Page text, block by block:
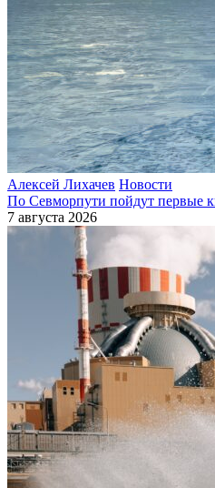
Алексей Лихачев Новости
По Севморпути пойдут первые
7 августа 2026